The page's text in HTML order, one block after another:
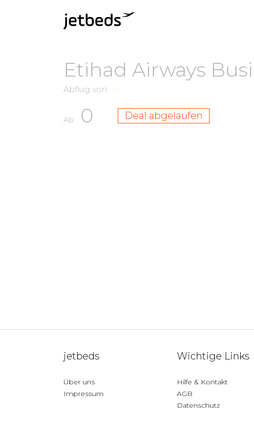
Etihad Airways
Abflug von —
Ab 0 Deal abgelaufen
jetbeds
Über uns
Impressum
Wichtige Links
Hilfe & Kontakt
AGB
Datenschutz